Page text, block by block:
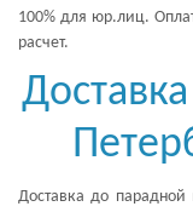
100% для юр.лиц.
расчет.
Доставка до